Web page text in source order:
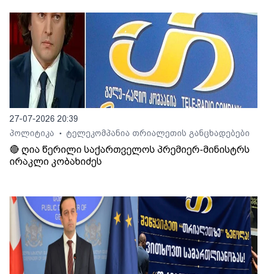
27-07-2026 20:39
პოლიტიკა
• ტელეკომპანია თრიალეთის განცხადებები
🔴 ღია წერილი საქართველოს პრემიერ-მინისტრს
ირაკლი კობახიძეს